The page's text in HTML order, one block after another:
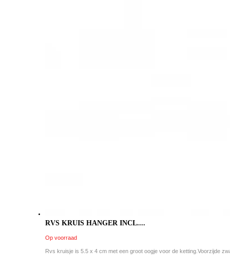
RVS KRUIS HANGER INCL....
Op voorraad
Rvs kruisje is 5.5 x 4 cm met een groot oogje voor de ketting.Voorzijde